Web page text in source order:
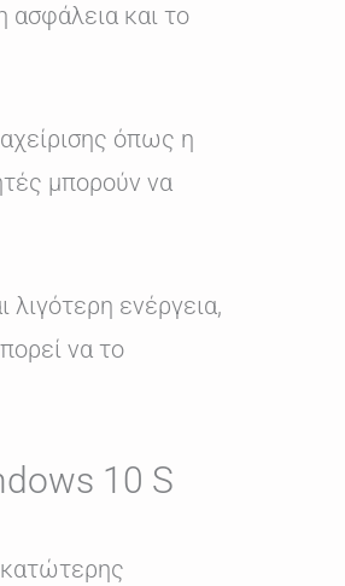
ασφάλεια και το
όπως η
μπορούν να
ενέργεια,
να το
10 S
κατώτερης